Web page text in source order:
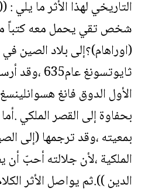
التاريخي لهذا الأثر ما يلي
شخص تقي يحمل معه كتباً
(اوراهام)؟إلى بلاد الصين
ثايوتسونغ
الأول الدوق فانغ
بحفاوة إلى القصر الملكي
بمعيته ،وقد ترجمها (إلى
الملكية ،لأن جلالته أحبّ
الدين )).ثم يواصل الأثر